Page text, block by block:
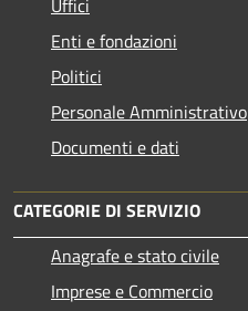
Enti e fondazioni
Politici
Personale Amministrativo
Documenti e dati
CATEGORIE DI SERVIZIO
Anagrafe e stato civile
Imprese e Commercio